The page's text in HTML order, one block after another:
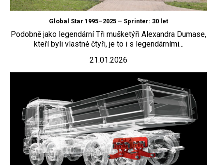
Global Star 1995–2025 – Sprinter: 30 let
Podobně jako legendární Tři mušketýři Alexandra Dumase,
kteří byli vlastně čtyři, je to i s legendárními...
21.01.2026